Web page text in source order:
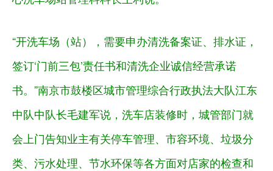
“开洗车场（站），需要申办清洗备案证、排水证，
签订‘门前三包’责任书和清洗企业诚信经营承诺
书。”南京市鼓楼区城市管理综合行政执法大队江东
中队中队长毛建军说，洗车店装修时，城管部门就
会上门告知业主有关停车管理、市容环境、垃圾分
类、污水处理、节水环保等各方面对店家的检查和